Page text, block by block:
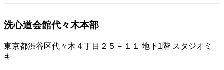
洗心道会館代々木本部
東京都渋谷区代々木４丁目２５－１１ 地下1階 スタジオミ
キ